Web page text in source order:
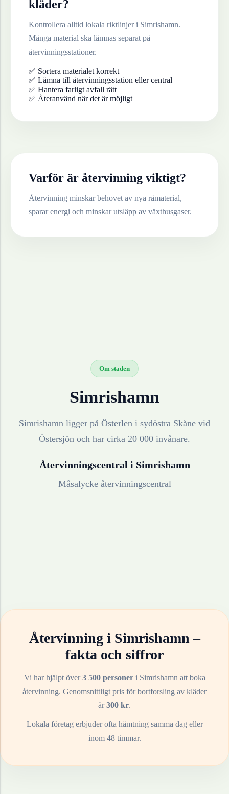
kläder?
Kontrollera alltid lokala riktlinjer i Simrishamn.
Många material ska lämnas separat på
återvinningsstationer.
✅ Sortera materialet korrekt
✅ Lämna till återvinningsstation eller central
✅ Hantera farligt avfall rätt
✅ Återanvänd när det är möjligt
Varför är återvinning viktigt?
Återvinning minskar behovet av nya råmaterial,
sparar energi och minskar utsläpp av växthusgaser.
Om staden
Simrishamn
Simrishamn ligger på Österlen i sydöstra Skåne vid
Östersjön och har cirka 20 000 invånare.
Återvinningscentral i Simrishamn
Måsalycke återvinningscentral
Återvinning i Simrishamn–
fakta och siffror
Vi har hjälpt över3 500 personeri Simrishamn att boka
återvinning. Genomsnittligt pris för bortforsling av kläder
är300 kr.
Lokala företag erbjuder ofta hämtning samma dag eller
inom 48 timmar.